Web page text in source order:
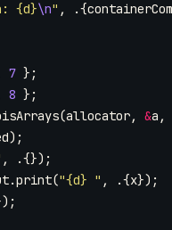
{d}\n" , .{
7 };
8 };
(allocator, &a ,
);
,
.{});
.print("{d} " , .{x});